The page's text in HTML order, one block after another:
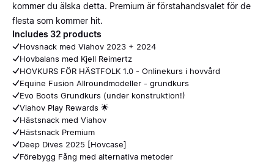
kommer du älska detta. Premium är förstahandsvalet för de
flesta som kommer hit.
Includes 32 products
Hovsnack med Viahov 2023 + 2024
Hovbalans med Kjell Reimertz
HOVKURS FÖR HÄSTFOLK 1.0 - Onlinekurs i hovvård
Equine Fusion Allroundmodeller - grundkurs
Evo Boots Grundkurs (under konstruktion!)
Viahov Play Rewards 🌟
Hästsnack med Viahov
Hästsnack Premium
Deep Dives 2025 [Hovcase]
Förebygg Fång med alternativa metoder